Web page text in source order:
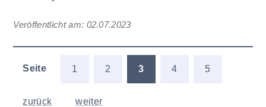
Veröffentlicht am: 02.07.2023
Seite 1 2 3 4 5
zurück weiter